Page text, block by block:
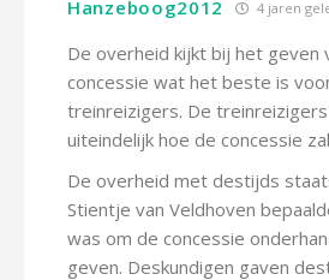
Hanzeboog2012 4 jaren
De overheid kijkt bij het geven
concessie wat het beste is
treinreizigers. De
uiteindelijk hoe de concessie
De overheid met destijds
Stientje van Veldhoven
was om de concessie
geven. Deskundigen gaven